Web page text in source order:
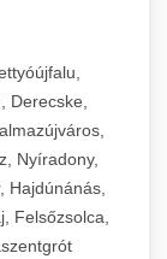
Derecske,
Nyíradony,
Hajdúnánás,
Felsőzsolca,